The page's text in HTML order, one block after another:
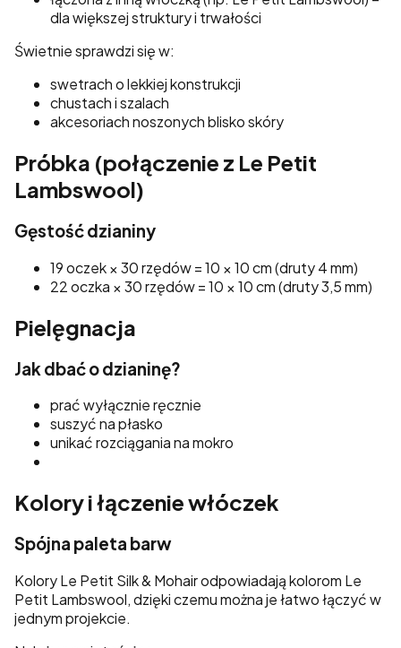
dla większej struktury i trwałości
Świetnie sprawdzi się w:
swetrach o lekkiej konstrukcji
chustach i szalach
akcesoriach noszonych blisko skóry
Próbka (połączenie z Le Petit
Lambswool)
Gęstość dzianiny
19 oczek × 30 rzędów = 10 × 10 cm (druty 4 mm)
22 oczka × 30 rzędów = 10 × 10 cm (druty 3,5 mm)
Pielęgnacja
Jak dbać o dzianinę?
prać wyłącznie ręcznie
suszyć na płasko
unikać rozciągania na mokro
Kolory i łączenie włóczek
Spójna paleta barw
Kolory Le Petit Silk & Mohair odpowiadają kolorom Le
Petit Lambswool, dzięki czemu można je łatwo łączyć w
jednym projekcie.